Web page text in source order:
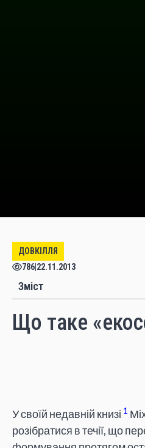
ДОВКІЛЛЯ
786 22.11.2013
Зміст
Що таке
У своїй недавній книзі 1
розібратися в течії, що